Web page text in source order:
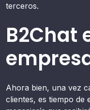
terceros.
B2Chat
Ahora bien, una vez
clientes, es tiempo de